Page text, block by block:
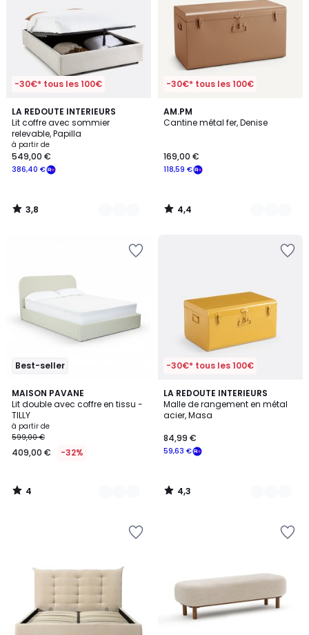
-30€* tous les 100€
LA REDOUTE INTERIEURS
Lit coffre avec sommier
relevable, Papilla
à partir de
386,40 €
549,00 €
3,8
/ 5
2
Couleurs
3,8
/
-30€* tous les 100€
AM.PM
Cantine métal fer, Denise
118,59 €
169,00 €
4,4
/ 5
2
Couleurs
4,4
/
Best-seller
MAISON PAVANE
Lit double avec coffre en tissu -
TILLY
à partir de
599,00 €
409,00 € -32%
4
/
5
3
Couleurs
4
/
-30€* tous les 100€
LA REDOUTE INTERIEURS
Malle de rangement en métal
acier, Masa
59,63 €
84,99 €
4,3
/ 5
4
Couleurs
4,3
/